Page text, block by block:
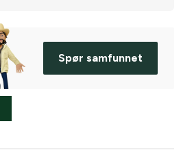
Spør samfunnet